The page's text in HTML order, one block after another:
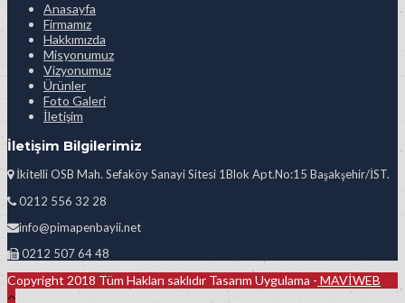
Anasayfa
Firmamız
Hakkımızda
Misyonumuz
Vizyonumuz
Ürünler
Foto Galeri
İletişim
İletişim Bilgilerimiz
İkitelli OSB Mah. Sefaköy Sanayi Sitesi 1Blok Apt.No:15 Başakşehir/İST.
0212 556 32 28
info@pimapenbayii.net
0212 507 64 48
Copyright 2018 Tüm Hakları saklıdır Tasarım Uygulama - MAVİWEB